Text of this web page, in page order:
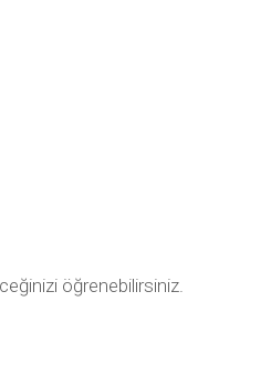
öğrenebilirsiniz.